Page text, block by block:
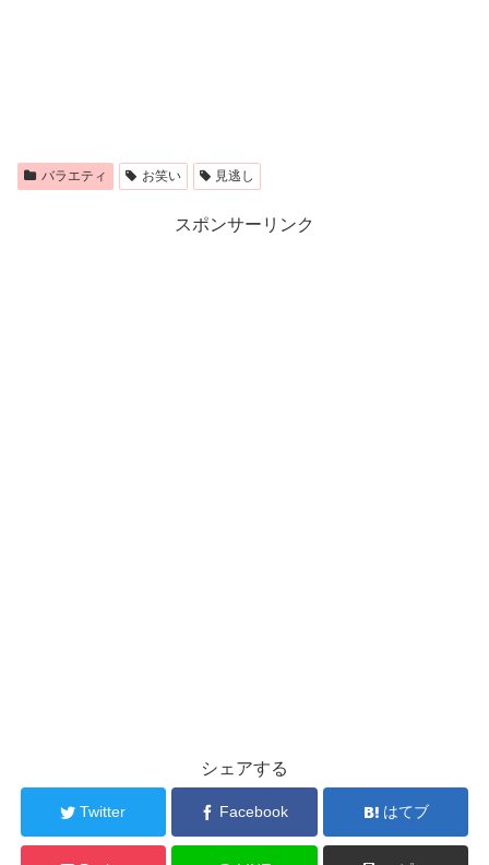
バラエティ お笑い 見逃し
スポンサーリンク
シェアする
Twitter Facebook はてブ